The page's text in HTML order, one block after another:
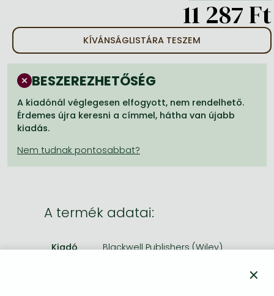
Bleach manga
One-Punch Man manga
11 287 Ft
KÍVÁNSÁGLISTÁRA TESZEM
BESZEREZHETŐSÉG
A kiadónál véglegesen elfogyott, nem rendelhető.
Érdemes újra keresni a címmel, hátha van újabb
kiadás.
A termék adatai:
Kiadó
Blackwell Publishers (Wiley)
×